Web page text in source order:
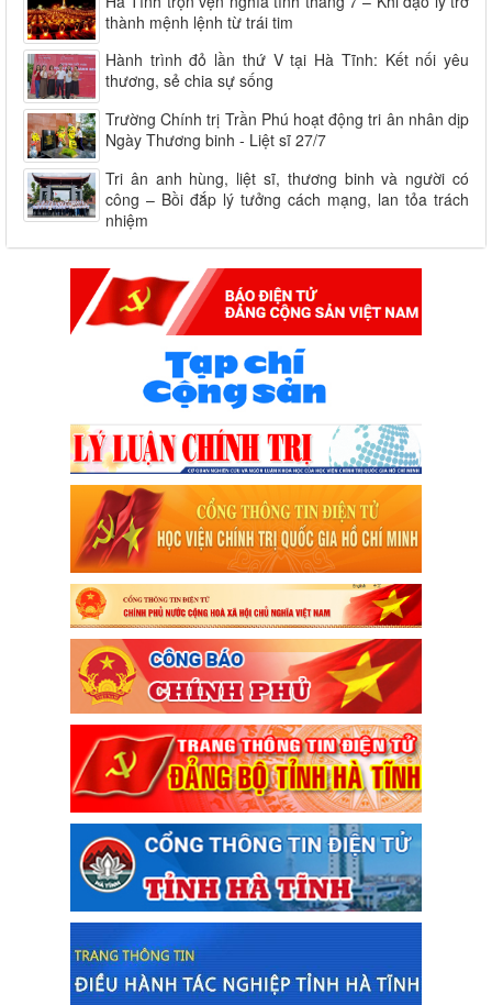
thành mệnh lệnh từ trái tim
Hành trình đỏ lần thứ V tại Hà Tĩnh: Kết nối yêu
thương, sẻ chia sự sống
Trường Chính trị Trần Phú hoạt động tri ân nhân dịp
Ngày Thương binh - Liệt sĩ 27/7
Tri ân anh hùng, liệt sĩ, thương binh và người có
công – Bồi đắp lý tưởng cách mạng, lan tỏa trách
nhiệm